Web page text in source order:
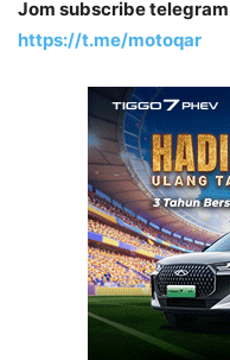
Jom subscribe
https://t.me/motoqar